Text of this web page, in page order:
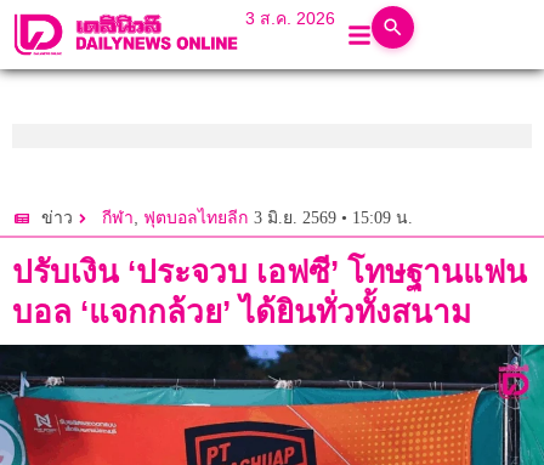
3 ส.ค. 2026
ข่าว กีฬา, ฟุตบอลไทยลีก 3 มิ.ย. 2569 • 15:09 น.
ปรับเงิน ‘ประจวบ เอฟซี’ โทษฐานแฟน
บอล ‘แจกกล้วย’ ได้ยินทั่วทั้งสนาม